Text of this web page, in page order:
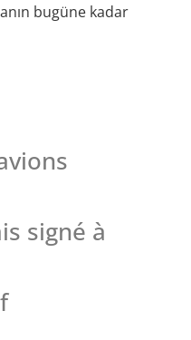
bugüne kadar
signé à